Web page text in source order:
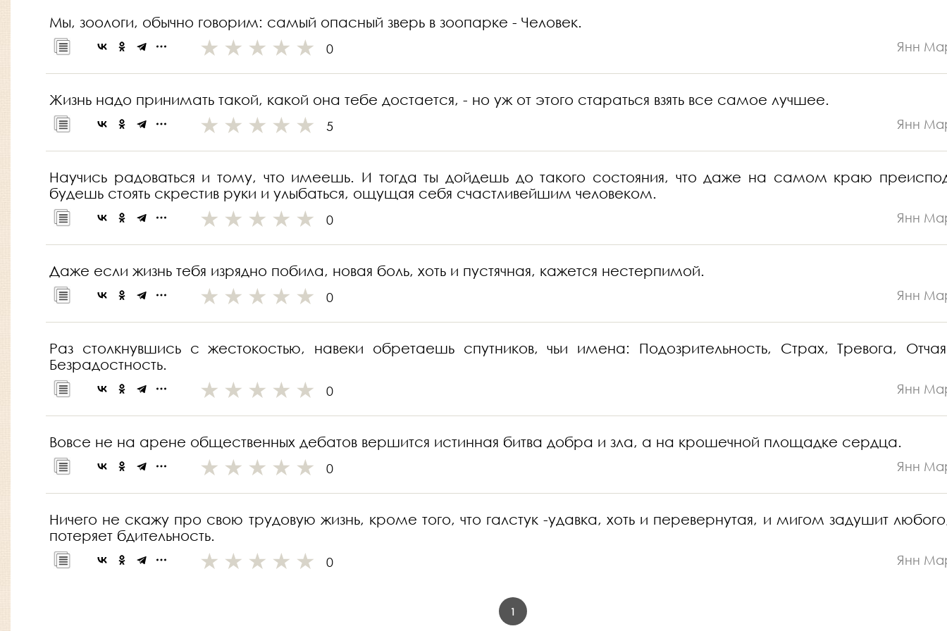
Мы, зоологи, обычно говорим: самый опасный зверь в зоопарке - Человек.
0 Янн
Жизнь надо принимать такой, какой она тебе достается, - но уж от этого стараться взять все самое лучшее.
5 Янн
Научись радоваться и тому, что имеешь. И тогда ты дойдешь до такого состояния, что даже на самом краю
будешь стоять скрестив руки и улыбаться, ощущая себя счастливейшим человеком.
0 Янн
Даже если жизнь тебя изрядно побила, новая боль, хоть и пустячная, кажется нестерпимой.
0 Янн
Раз столкнувшись с жестокостью, навеки обретаешь спутников, чьи имена: Подозрительность, Страх, Тревога,
Безрадостность.
0 Янн
Вовсе не на арене общественных дебатов вершится истинная битва добра и зла, а на крошечной площадке сердца.
0 Янн
Ничего не скажу про свою трудовую жизнь, кроме того, что галстук -удавка, хоть и перевернутая, и мигом задушит
потеряет бдительность.
0 Янн
1